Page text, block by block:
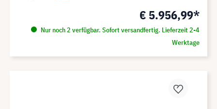
€ 5.956,99*
Nur noch 2 verfügbar. Sofort versandfertig. Lieferzeit 2-4
Werktage